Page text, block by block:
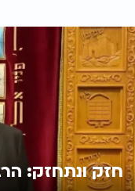
חזק ונתחזק: